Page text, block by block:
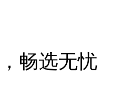
畅选无忧